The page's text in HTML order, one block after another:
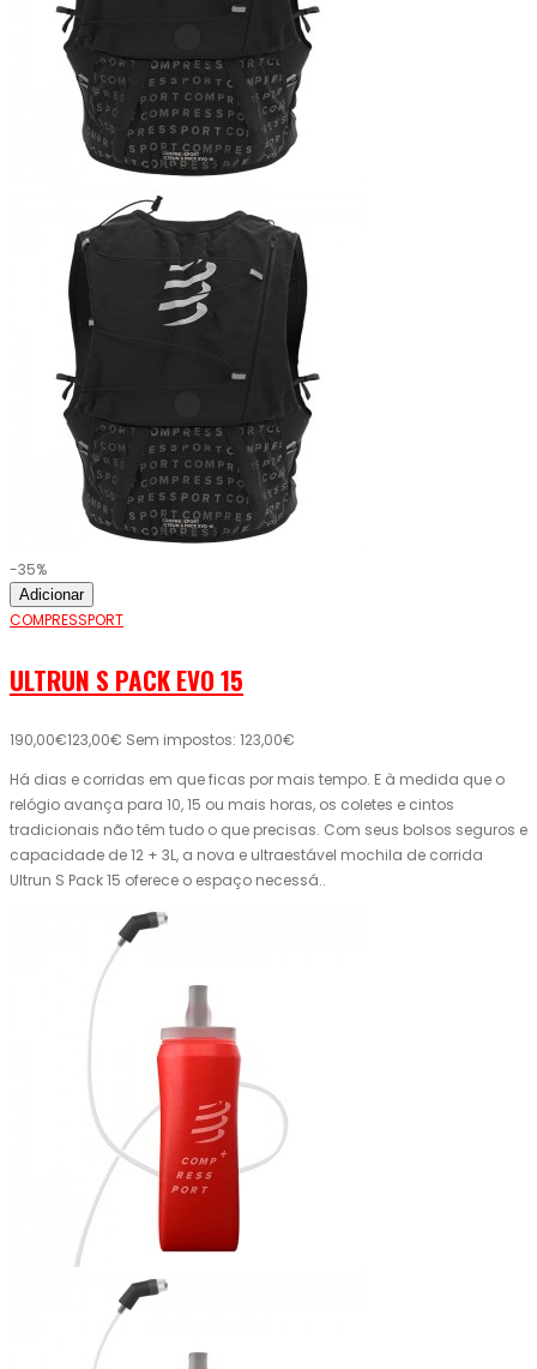
-35%
Adicionar
COMPRESSPORT
ULTRUN S PACK EVO 15
190,00€123,00€ Sem impostos: 123,00€
Há dias e corridas em que ficas por mais tempo. E à medida que o
relógio avança para 10, 15 ou mais horas, os coletes e cintos
tradicionais não têm tudo o que precisas. Com seus bolsos seguros e
capacidade de 12 + 3L, a nova e ultraestável mochila de corrida
Ultrun S Pack 15 oferece o espaço necessá..